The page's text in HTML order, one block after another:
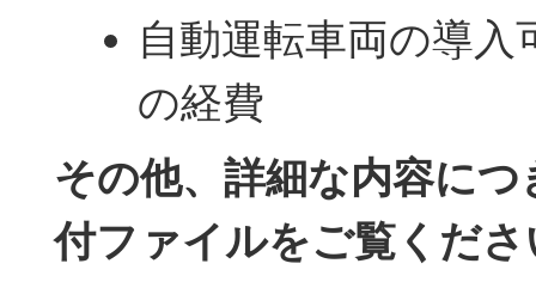
自動運転車両の導
の経費
その他、詳細な内容に
付ファイルをご覧くださ